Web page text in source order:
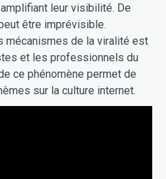
leur visibilité. De
être imprévisible.
mécanismes de la viralité est
et les professionnels du
ce phénomène permet de
sur la culture internet.